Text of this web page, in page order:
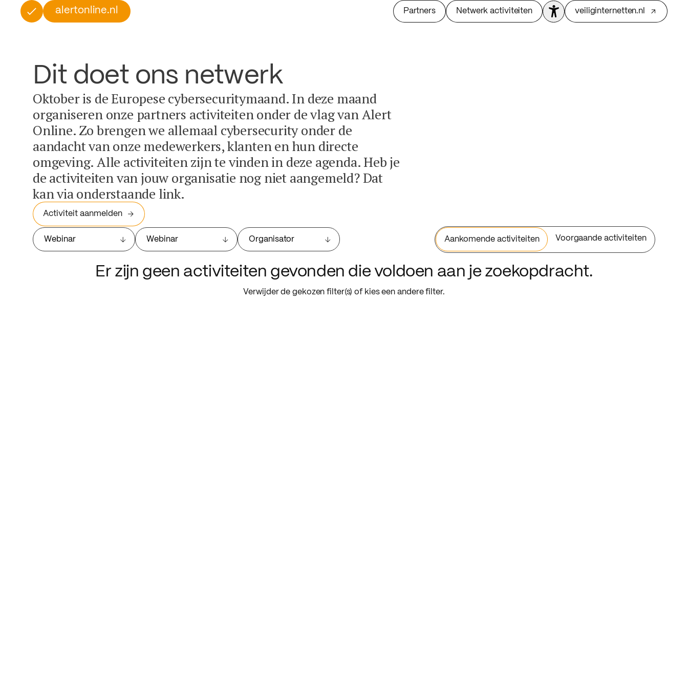
alertonline.nl Partners Netwerk activiteiten veiliginternetten.nl
Dit doet ons netwerk
Oktober is de Europese cybersecuritymaand. In deze maand
organiseren onze partners activiteiten onder de vlag van Alert
Online. Zo brengen we allemaal cybersecurity onder de
aandacht van onze medewerkers, klanten en hun directe
omgeving. Alle activiteiten zijn te vinden in deze agenda. Heb je
de activiteiten van jouw organisatie nog niet aangemeld? Dat
kan via onderstaande link.
Activiteit aanmelden
Webinar Webinar Organisator Aankomende activiteiten Voorgaande activiteiten
Er zijn geen activiteiten gevonden die voldoen aan je zoekopdracht.
Verwijder de gekozen filter(s) of kies een andere filter.